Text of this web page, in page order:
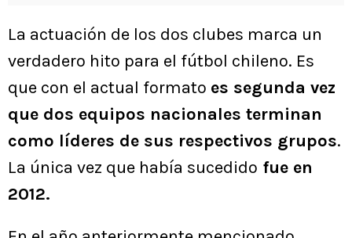
La actuación de los dos clubes marca un
verdadero hito para el fútbol chileno. Es
que con el actual formato es segunda vez
que dos equipos nacionales terminan
como líderes de sus respectivos grupos.
La única vez que había sucedido fue en
2012.